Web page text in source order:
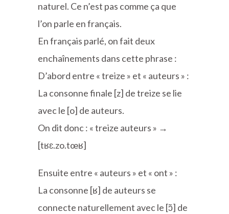
naturel. Ce n’est pas comme ça que
l’on parle en français.
En français parlé, on fait deux
enchaînements dans cette phrase :
D’abord entre « treize » et « auteurs » :
La consonne finale [z] de treize se lie
avec le [o] de auteurs.
On dit donc : « treize auteurs » →
[tʁɛ.zo.tœʁ]
Ensuite entre « auteurs » et « ont » :
La consonne [ʁ] de auteurs se
connecte naturellement avec le [ɔ̃] de